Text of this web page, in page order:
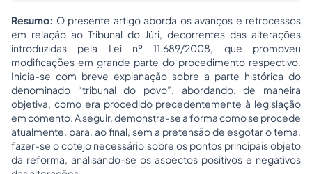
Resumo: O presente artigo aborda os avanços e retrocessos
em relação ao Tribunal do Júri, decorrentes das alterações
introduzidas pela Lei nº 11.689/2008, que promoveu
modificações em grande parte do procedimento respectivo.
Inicia-se com breve explanação sobre a parte histórica do
denominado “tribunal do povo”, abordando, de maneira
objetiva, como era procedido precedentemente à legislação
em comento. A seguir, demonstra-se a forma como se procede
atualmente, para, ao final, sem a pretensão de esgotar o tema,
fazer-se o cotejo necessário sobre os pontos principais objeto
da reforma, analisando-se os aspectos positivos e negativos